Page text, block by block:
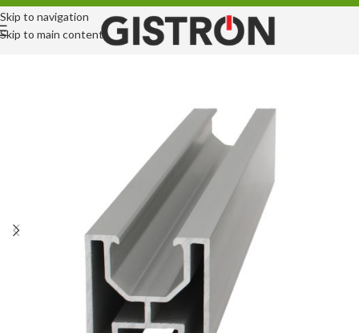
Skip to navigation
Skip to main content